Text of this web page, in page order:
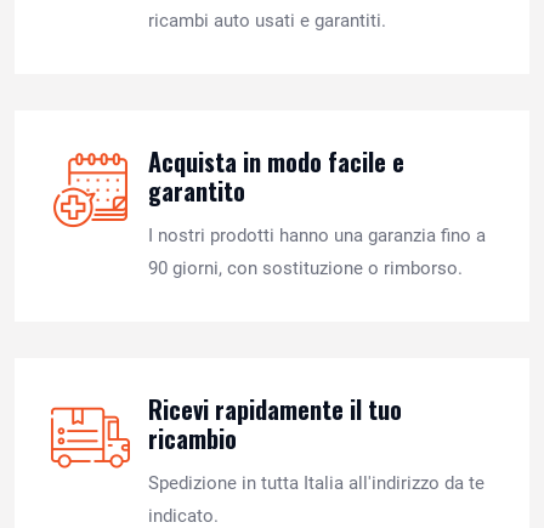
ricambi auto usati e garantiti.
Acquista in modo facile e
garantito
I nostri prodotti hanno una garanzia fino a
90 giorni, con sostituzione o rimborso.
Ricevi rapidamente il tuo
ricambio
Spedizione in tutta Italia all'indirizzo da te
indicato.